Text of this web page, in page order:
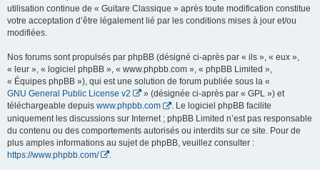
utilisation continue de « Guitare Classique » après toute modification constitue
votre acceptation d’être légalement lié par les conditions mises à jour et/ou
modifiées.
Nos forums sont propulsés par phpBB (désigné ci-après par « ils », « eux »,
« leur », « logiciel phpBB », « www.phpbb.com », « phpBB Limited »,
« Équipes phpBB »), qui est une solution de forum publiée sous la «
GNU General Public License v2
» (désignée ci-après par « GPL ») et
téléchargeable depuis www.phpbb.com
. Le logiciel phpBB facilite
uniquement les discussions sur Internet ; phpBB Limited n’est pas responsable
du contenu ou des comportements autorisés ou interdits sur ce site. Pour de
plus amples informations au sujet de phpBB, veuillez consulter :
https://www.phpbb.com/